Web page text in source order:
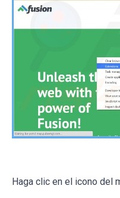
Haga clic en el icono del